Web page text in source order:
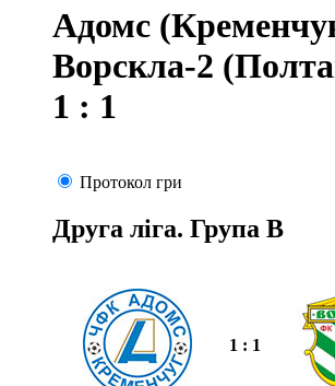
Адомс
Ворскла-2
1 : 1
Протокол гри
Друга ліга. Група В
1 : 1